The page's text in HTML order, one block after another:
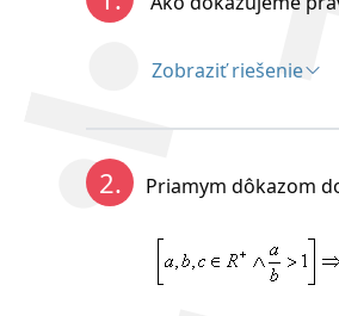
Zobraziť riešenie
2. Priamym dôkazom